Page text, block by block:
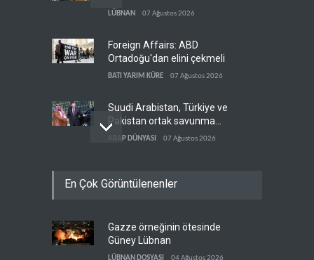
LÜBNAN 07 Ağustos 2026
Foreign Affairs: ABD
Ortadoğu'dan elini çekmeli
BATI YARIM KÜRE 07 Ağustos 2026
Suudi Arabistan, Türkiye ve
Pakistan ortak savunma
anlaşması imzaladı
ARAP DÜNYASI 07 Ağustos 2026
petrol ithalatını 40 yıl sonra
Yemen’den dengeleri
değiştirecek yeni askeri
En Çok Görüntülenenler
Gazze örneğinin ötesinde
Güney Lübnan
LÜBNAN DOSYASI 04 Ağustos 2026